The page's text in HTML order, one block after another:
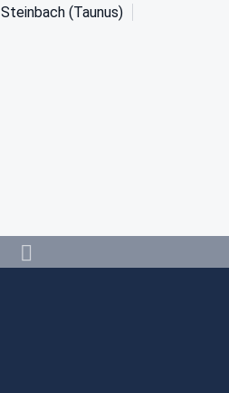
Steinbach (Taunus)